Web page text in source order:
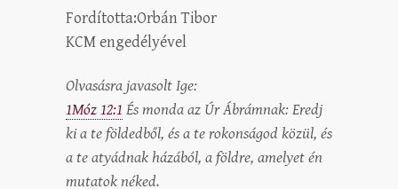
Fordította:Orbán Tibor
KCM engedélyével
Olvasásra javasolt Ige:
1Móz 12:1 És monda az Úr Ábrámnak: Eredj
ki a te földedből, és a te rokonságod közül, és
a te atyádnak házából, a földre, amelyet én
mutatok néked.